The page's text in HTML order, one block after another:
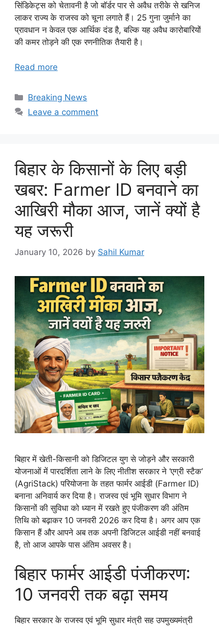
सिंडिकेट्स को चेतावनी है जो बॉर्डर पार से अवैध तरीके से खनिज
लाकर राज्य के राजस्व को चूना लगाते हैं। 25 गुना जुर्माने का
प्रावधान न केवल एक आर्थिक दंड है, बल्कि यह अवैध कारोबारियों
की कमर तोड़ने की एक रणनीतिक तैयारी है।
Read more
Categories
Breaking News
Leave a comment
बिहार के किसानों के लिए बड़ी
खबर: Farmer ID बनवाने का
आखिरी मौका आज, जानें क्यों है
यह जरूरी
January 10, 2026 by Sahil Kumar
बिहार में खेती-किसानी को डिजिटल युग से जोड़ने और सरकारी
योजनाओं में पारदर्शिता लाने के लिए नीतीश सरकार ने ‘एग्री स्टैक’
(AgriStack) परियोजना के तहत फार्मर आईडी (Farmer ID)
बनाना अनिवार्य कर दिया है। राजस्व एवं भूमि सुधार विभाग ने
किसानों की सुविधा को ध्यान में रखते हुए पंजीकरण की अंतिम
तिथि को बढ़ाकर 10 जनवरी 2026 कर दिया है। अगर आप एक
किसान हैं और आपने अब तक अपनी डिजिटल आईडी नहीं बनवाई
है, तो आज आपके पास अंतिम अवसर है।
बिहार फार्मर आईडी पंजीकरण:
10 जनवरी तक बढ़ा समय
बिहार सरकार के राजस्व एवं भूमि सुधार मंत्री सह उपमुख्यमंत्री